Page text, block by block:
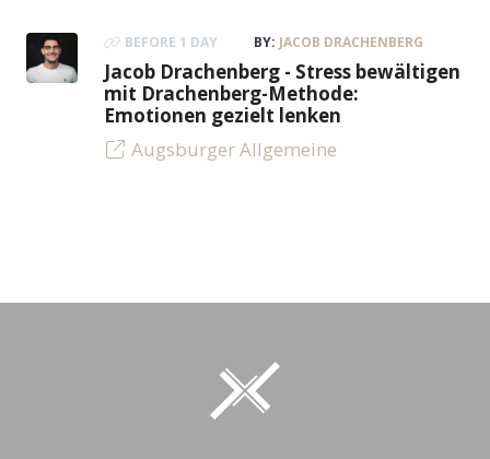
BEFORE 1 DAY BY: JACOB DRACHENBERG
Jacob Drachenberg - Stress bewältigen
mit Drachenberg-Methode:
Emotionen gezielt lenken
Augsburger Allgemeine